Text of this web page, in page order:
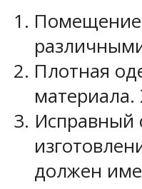
Плотная
Исправный
должен